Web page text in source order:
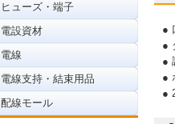
ヒューズ・端子
電設資材
電線
電線支持・結束用品
配線モール
●
●
●
●
●